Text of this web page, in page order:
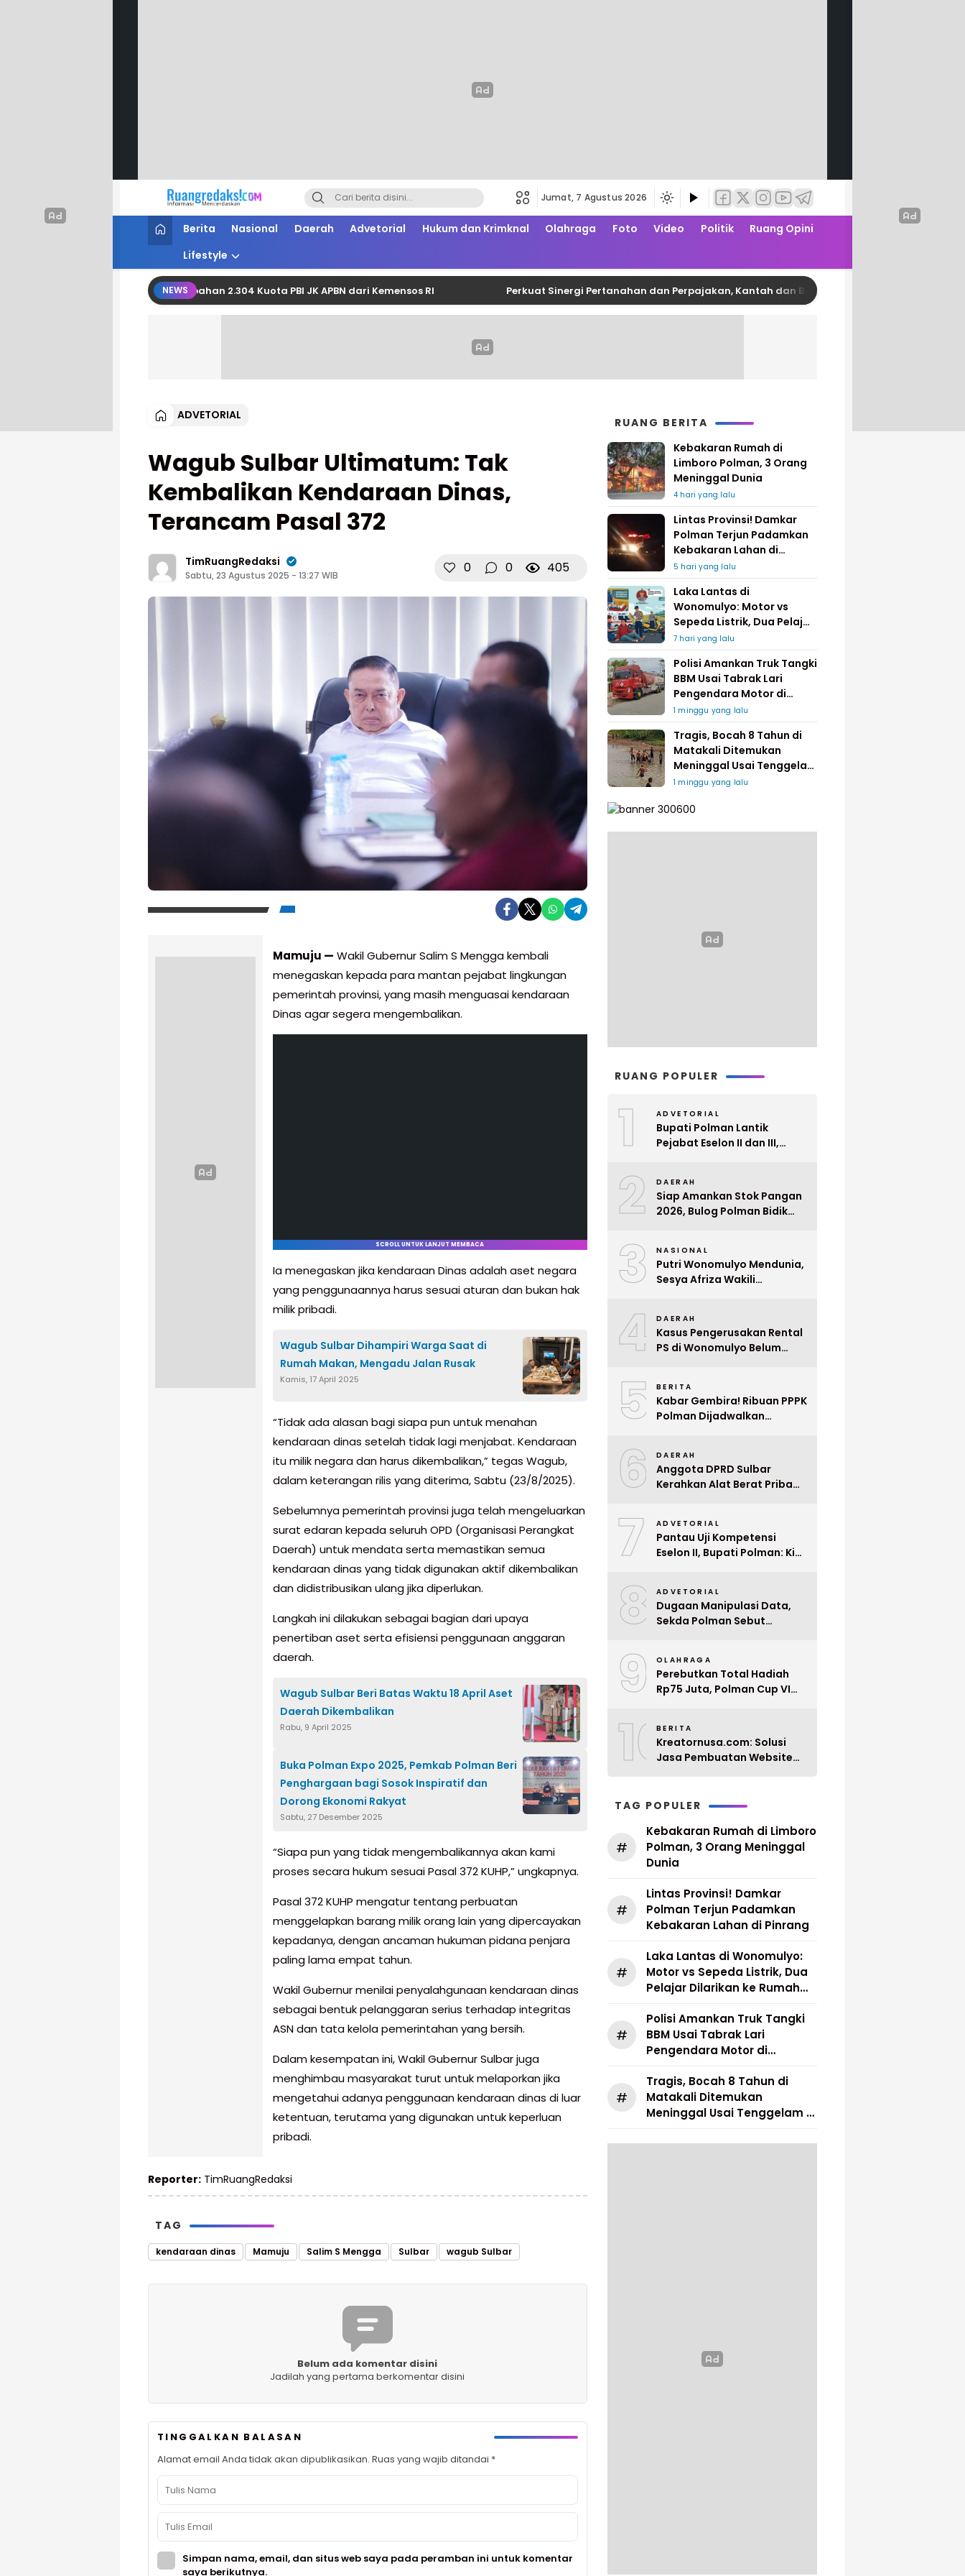
Ruang Redaksi
Informasi Mencerdaskan
Jumat, 7 Agustus 2026
Berita Nasional Daerah Advetorial Hukum dan Krimknal Olahraga Foto Video Politik
Ruang Opini
Lifestyle
NEWS
Berhasil Perjuangkan Tambahan 2.304 Kuota PBI JK APBN dari Kemensos RI Perkuat Sinergi Pertanahan dan Perpajakan, Kantah dan Bapenda Pinrang Garap PKS Zona Nilai
ADVETORIAL
Wagub Sulbar Ultimatum: Tak
Kembalikan Kendaraan Dinas,
Terancam Pasal 372
TimRuangRedaksi
Sabtu, 23 Agustus 2025 - 13:27 WIB 0 0 405
Mamuju — Wakil Gubernur Salim S Mengga kembali
menegaskan kepada para mantan pejabat lingkungan
pemerintah provinsi, yang masih menguasai kendaraan
Dinas agar segera mengembalikan.
SCROLL UNTUK LANJUT MEMBACA
Ia menegaskan jika kendaraan Dinas adalah aset negara
yang penggunaannya harus sesuai aturan dan bukan hak
milik pribadi.
Wagub Sulbar Dihampiri Warga Saat di
Rumah Makan, Mengadu Jalan Rusak
Kamis, 17 April 2025
“Tidak ada alasan bagi siapa pun untuk menahan
kendaraan dinas setelah tidak lagi menjabat. Kendaraan
itu milik negara dan harus dikembalikan,” tegas Wagub,
dalam keterangan rilis yang diterima, Sabtu (23/8/2025).
Sebelumnya pemerintah provinsi juga telah mengeluarkan
surat edaran kepada seluruh OPD (Organisasi Perangkat
Daerah) untuk mendata serta memastikan semua
kendaraan dinas yang tidak digunakan aktif dikembalikan
dan didistribusikan ulang jika diperlukan.
Langkah ini dilakukan sebagai bagian dari upaya
penertiban aset serta efisiensi penggunaan anggaran
daerah.
Wagub Sulbar Beri Batas Waktu 18 April Aset
Daerah Dikembalikan
Rabu, 9 April 2025
Buka Polman Expo 2025, Pemkab Polman Beri
Penghargaan bagi Sosok Inspiratif dan
Dorong Ekonomi Rakyat
Sabtu, 27 Desember 2025
“Siapa pun yang tidak mengembalikannya akan kami
proses secara hukum sesuai Pasal 372 KUHP,” ungkapnya.
Pasal 372 KUHP mengatur tentang perbuatan
menggelapkan barang milik orang lain yang dipercayakan
kepadanya, dengan ancaman hukuman pidana penjara
paling lama empat tahun.
Wakil Gubernur menilai penyalahgunaan kendaraan dinas
sebagai bentuk pelanggaran serius terhadap integritas
ASN dan tata kelola pemerintahan yang bersih.
Dalam kesempatan ini, Wakil Gubernur Sulbar juga
menghimbau masyarakat turut untuk melaporkan jika
mengetahui adanya penggunaan kendaraan dinas di luar
ketentuan, terutama yang digunakan untuk keperluan
pribadi.
Reporter: TimRuangRedaksi
TAG
kendaraan dinas Mamuju Salim S Mengga Sulbar wagub Sulbar
Belum ada komentar disini
Jadilah yang pertama berkomentar disini
TINGGALKAN BALASAN
Alamat email Anda tidak akan dipublikasikan. Ruas yang wajib ditandai *
Simpan nama, email, dan situs web saya pada peramban ini untuk komentar
saya berikutnya.
RUANG BERITA
Kebakaran Rumah di
Limboro Polman, 3 Orang
Meninggal Dunia
4 hari yang lalu
Lintas Provinsi! Damkar
Polman Terjun Padamkan
Kebakaran Lahan di
Pinrang
5 hari yang lalu
Laka Lantas di
Wonomulyo: Motor vs
Sepeda Listrik, Dua Pelajar
Dilarikan ke Rumah Sakit
7 hari yang lalu
Polisi Amankan Truk Tangki
BBM Usai Tabrak Lari
Pengendara Motor di
Matakali
1 minggu yang lalu
Tragis, Bocah 8 Tahun di
Matakali Ditemukan
Meninggal Usai Tenggelam
di Sungai
1 minggu yang lalu
RUANG POPULER
1 ADVETORIAL
Bupati Polman Lantik
Pejabat Eselon II dan III,
2 DAERAH
Siap Amankan Stok Pangan
2026, Bulog Polman Bidik
3 NASIONAL
Putri Wonomulyo Mendunia,
Sesya Afriza Wakili
4 DAERAH
Kasus Pengerusakan Rental
PS di Wonomulyo Belum
Pelaku
5 BERITA
Kabar Gembira! Ribuan PPPK
Polman Dijadwalkan
6 DAERAH
Anggota DPRD Sulbar
Kerahkan Alat Berat Pribadi
7 ADVETORIAL
Pantau Uji Kompetensi
Eselon II, Bupati Polman: Kita
8 ADVETORIAL
Dugaan Manipulasi Data,
Sekda Polman Sebut
Ditunda
9 OLAHRAGA
Perebutkan Total Hadiah
Rp75 Juta, Polman Cup VI
10BERITA
Kreatornusa.com: Solusi
Jasa Pembuatan Website
TAG POPULER
#
Kebakaran Rumah di Limboro
Polman, 3 Orang Meninggal
Dunia
#
Lintas Provinsi! Damkar
Polman Terjun Padamkan
Kebakaran Lahan di Pinrang
#
Laka Lantas di Wonomulyo:
Motor vs Sepeda Listrik, Dua
Pelajar Dilarikan ke Rumah
#
Polisi Amankan Truk Tangki
BBM Usai Tabrak Lari
Pengendara Motor di
#
Tragis, Bocah 8 Tahun di
Matakali Ditemukan
Meninggal Usai Tenggelam di